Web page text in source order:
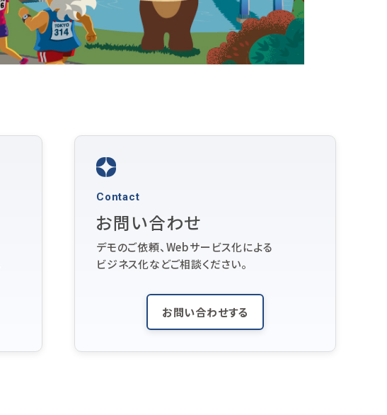
Contact
お問い合わせ
デモのご依頼、Webサービス化による
ビジネス化などご相談ください。
お問い合わせする